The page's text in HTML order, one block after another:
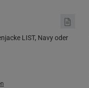
LIST, Navy oder